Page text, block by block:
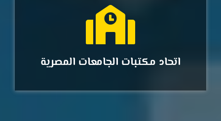
اتحاد مكتبات الجامعات المصرية